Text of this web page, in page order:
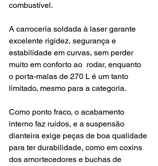
combustível.
A carroceria soldada à laser garante
excelente rigidez, segurança e
estabilidade em curvas, sem perder
muito em conforto ao  rodar, enquanto
o porta-malas de 270 L é um tanto
limitado, mesmo para a categoria.
Como ponto fraco, o acabamento
interno faz ruídos, e a suspensão
dianteira exige peças de boa qualidade
para ter durabilidade, como em coxins
dos amortecedores e buchas de